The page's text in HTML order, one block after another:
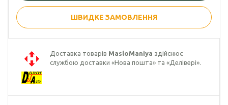
Гарбузова олія
Чорного кмину
Часникова олія
кондитерського
ШВИДКЕ ЗАМОВЛЕННЯ
Доставка товарів MasloManiya здійснює
службою доставки «Нова пошта» та «Делівері».